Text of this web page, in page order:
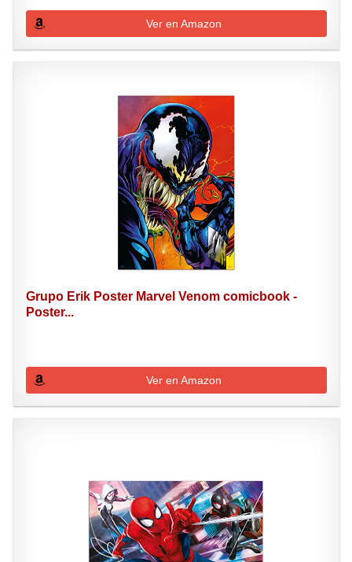
Ver en Amazon
Grupo Erik Poster Marvel Venom comicbook -
Poster...
Ver en Amazon